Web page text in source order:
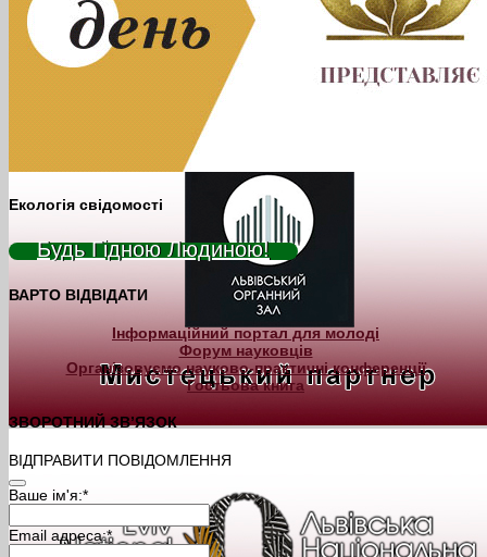
Екологія свідомості
Будь Гідною Людиною!
ВАРТО ВІДВІДАТИ
Інформаційний портал для молоді
Форум науковців
Організовуємо науково-практичні конференції
Гостьова книга
ЗВОРОТНИЙ ЗВ’ЯЗОК
ВІДПРАВИТИ ПОВІДОМЛЕННЯ
Ваше ім'я:*
Email адреса:*